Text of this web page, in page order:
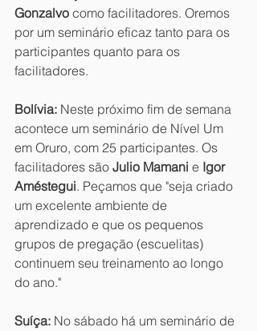
Gonzalvo como facilitadores. Oremos
por um seminário eficaz tanto para os
participantes quanto para os
facilitadores.
Bolívia: Neste próximo fim de semana
acontece um seminário de Nível Um
em Oruro, com 25 participantes. Os
facilitadores são Julio Mamani e Igor
Améstegui. Peçamos que "seja criado
um excelente ambiente de
aprendizado e que os pequenos
grupos de pregação (escuelitas)
continuem seu treinamento ao longo
do ano."
Suíça: No sábado há um seminário de